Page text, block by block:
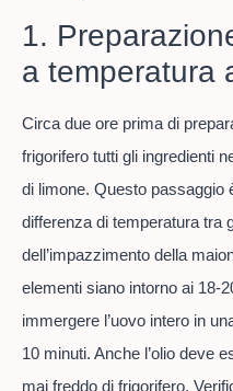
1.
a temperatura
Circa due ore prima di
frigorifero tutti gli ingredienti
di limone. Questo passaggio
differenza di temperatura tra
dell’impazzimento della
elementi siano intorno ai 18-
immergere l’uovo intero in
10 minuti. Anche l’olio deve
mai freddo di frigorifero.